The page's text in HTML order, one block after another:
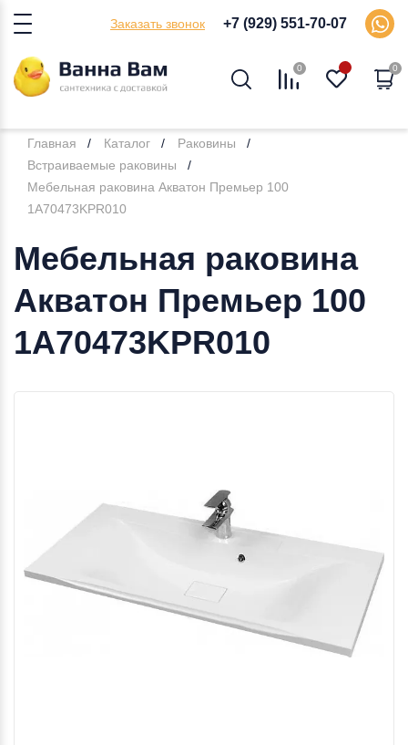
Заказать звонок +7 (929) 551-70-07
0 0
Главная Каталог
Раковины
Встраиваемые раковины
Мебельная раковина Акватон Премьер 100
1A70473KPR010
Мебельная раковина
Акватон Премьер 100
1A70473KPR010